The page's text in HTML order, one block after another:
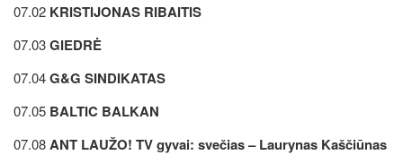
07.02 KRISTIJONAS RIBAITIS
07.03GIEDRĖ
07.04G&G SINDIKATAS
07.05 BALTIC BALKAN
07.08ANT LAUŽO! TV gyvai: svečias – Laurynas Kaščiūnas